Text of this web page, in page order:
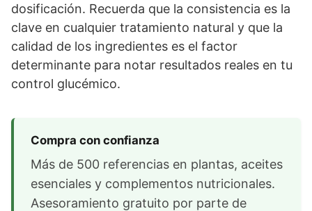
dosificación. Recuerda que la consistencia es la
clave en cualquier tratamiento natural y que la
calidad de los ingredientes es el factor
determinante para notar resultados reales en tu
control glucémico.
Compra con confianza
Más de 500 referencias en plantas, aceites
esenciales y complementos nutricionales.
Asesoramiento gratuito por parte de